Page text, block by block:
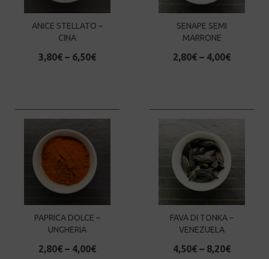
ANICE STELLATO –
CINA
3,80€ – 6,50€
SENAPE SEMI
MARRONE
2,80€ – 4,00€
PAPRICA DOLCE –
UNGHERIA
2,80€ – 4,00€
FAVA DI TONKA –
VENEZUELA
4,50€ – 8,20€